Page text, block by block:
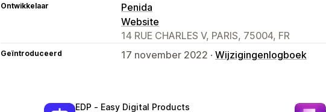
Ontwikkelaar
Penida
Website
14 RUE CHARLES V, PARIS, 75004, FR
Geïntroduceerd 17 november 2022 · Wijzigingenlogboek
EDP ‑ Easy Digital Products